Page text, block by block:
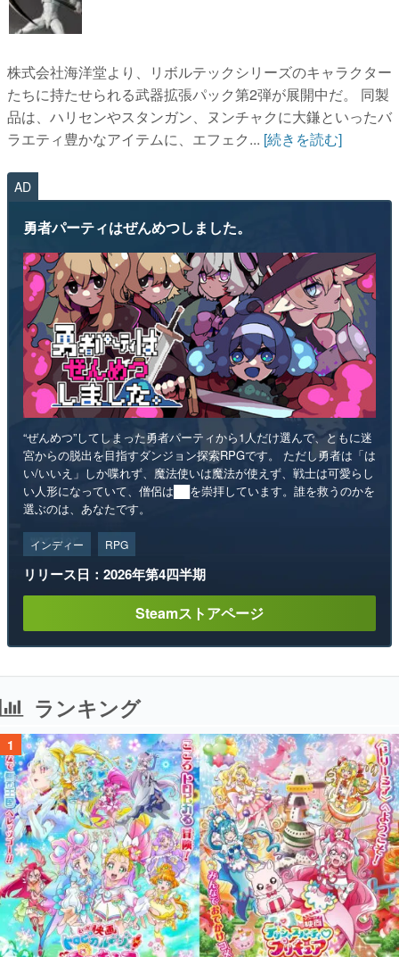
株式会社海洋堂より、リボルテックシリーズのキャラクター
たちに持たせられる武器拡張パック第2弾が展開中だ。 同製
品は、ハリセンやスタンガン、ヌンチャクに大鎌といったバ
ラエティ豊かなアイテムに、エフェク... [続きを読む]
AD
勇者パーティはぜんめつしました。
“ぜんめつ”してしまった勇者パーティから1人だけ選んで、ともに迷
宮からの脱出を目指すダンジョン探索RPGです。 ただし勇者は「は
い/いいえ」しか喋れず、魔法使いは魔法が使えず、戦士は可愛らし
い人形になっていて、僧侶は██を崇拝しています。誰を救うのかを
選ぶのは、あなたです。
インディー RPG
リリース日：2026年第4四半期
Steamストアページ
ランキング
1